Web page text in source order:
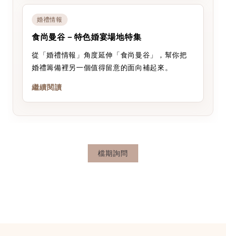
婚禮情報
食尚曼谷－特色婚宴場地特集
從「婚禮情報」角度延伸「食尚曼谷」，幫你把
婚禮籌備裡另一個值得留意的面向補起來。
繼續閱讀
檔期詢問